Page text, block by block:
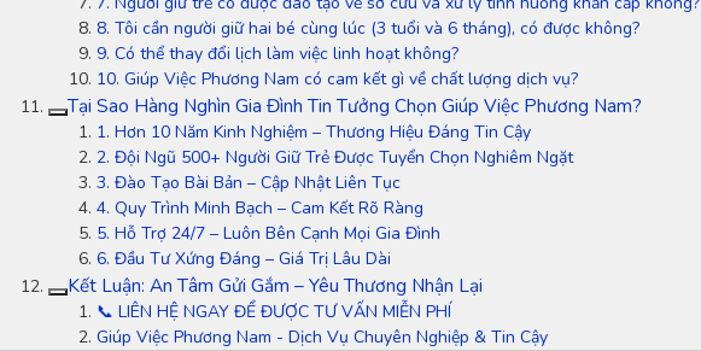
8. Tôi cần người giữ hai bé cùng lúc (3 tuổi và 6 tháng), có được không?
9. Có thể thay đổi lịch làm việc linh hoạt không?
10. Giúp Việc Phương Nam có cam kết gì về chất lượng dịch vụ?
Tại Sao Hàng Nghìn Gia Đình Tin Tưởng Chọn Giúp Việc Phương Nam?
1. Hơn 10 Năm Kinh Nghiệm – Thương Hiệu Đáng Tin Cậy
2. Đội Ngũ 500+ Người Giữ Trẻ Được Tuyển Chọn Nghiêm Ngặt
3. Đào Tạo Bài Bản – Cập Nhật Liên Tục
4. Quy Trình Minh Bạch – Cam Kết Rõ Ràng
5. Hỗ Trợ 24/7 – Luôn Bên Cạnh Mọi Gia Đình
6. Đầu Tư Xứng Đáng – Giá Trị Lâu Dài
Kết Luận: An Tâm Gửi Gắm – Yêu Thương Nhận Lại
📞 LIÊN HỆ NGAY ĐỂ ĐƯỢC TƯ VẤN MIỄN PHÍ
Giúp Việc Phương Nam - Dịch Vụ Chuyên Nghiệp & Tin Cậy